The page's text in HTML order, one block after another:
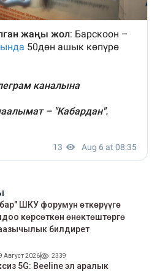
ШКУ форумун өткөрүүгө
көрсөткөн өнөктөштөргө
билдирет
Август 2026 2339
5G: Beeline эл аралык